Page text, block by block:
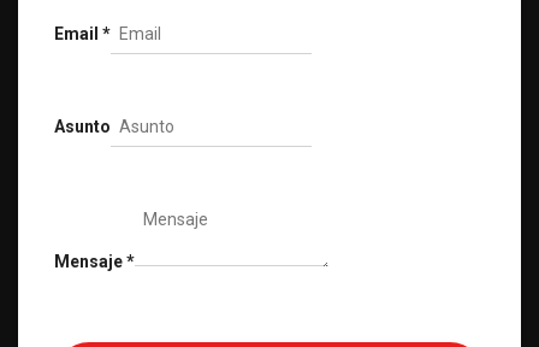
Email *
Asunto
Mensaje*